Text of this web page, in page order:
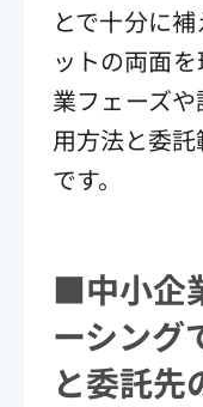
とで十分に
ットの両面
業フェーズ
用方法と委
です。
■中小企
ーシング
と委託先